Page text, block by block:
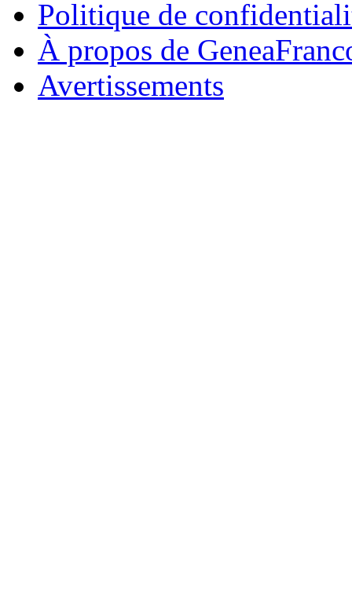
Politique de
À propos de
Avertissements